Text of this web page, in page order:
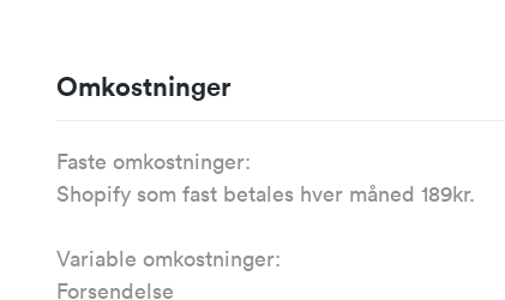
Omkostninger
Faste omkostninger:
Shopify som fast betales hver måned 189kr.
Variable omkostninger:
Forsendelse